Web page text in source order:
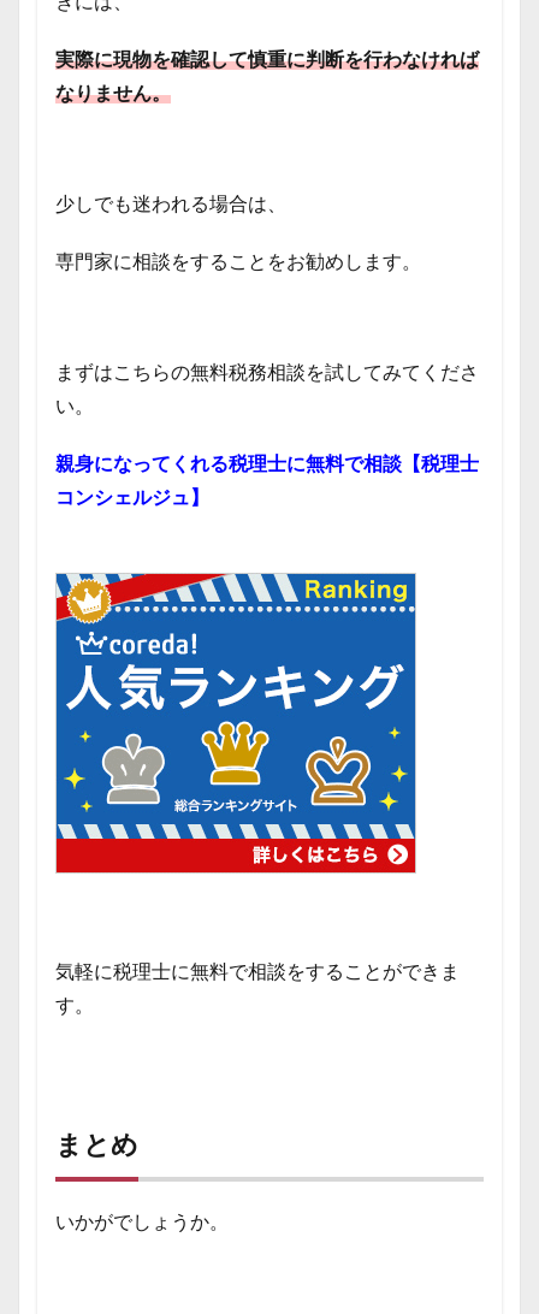
実際に現物を確認して慎重に判断を行わなければ
なりません。
少しでも迷われる場合は、
専門家に相談をすることをお勧めします。
まずはこちらの無料税務相談を試してみてくださ
い。
親身になってくれる税理士に無料で相談【税理士
コンシェルジュ】
気軽に税理士に無料で相談をすることができま
す。
まとめ
いかがでしょうか。